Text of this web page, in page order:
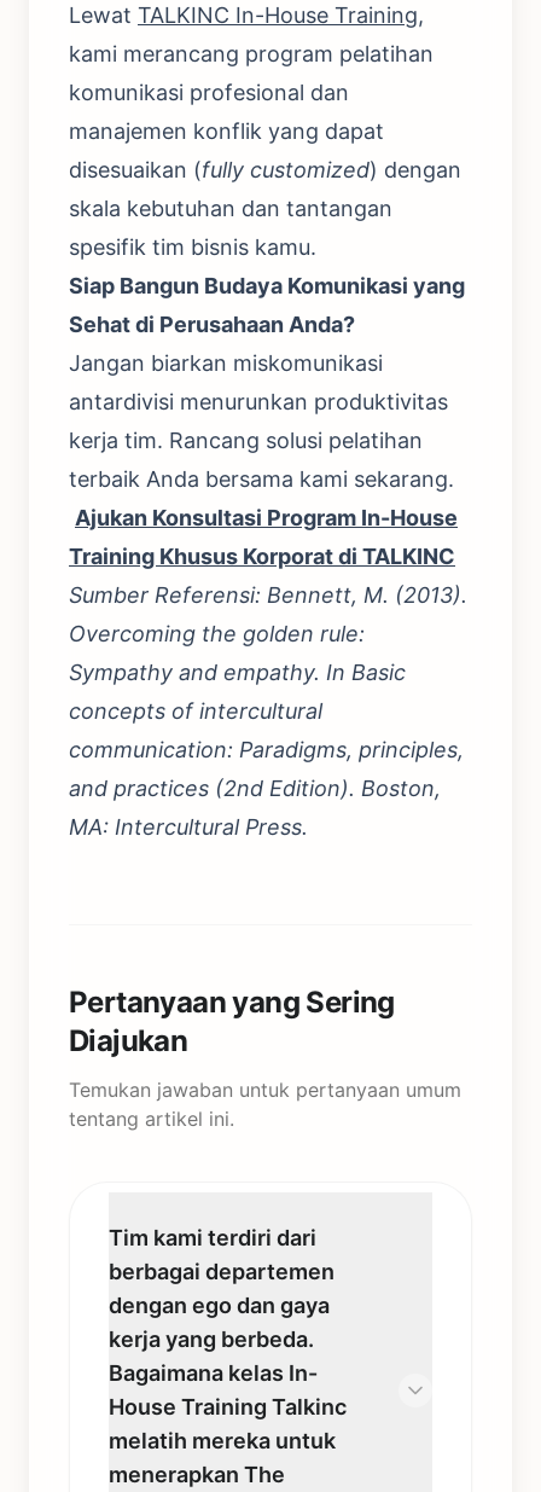
Lewat TALKINC In-House Training,
kami merancang program pelatihan
komunikasi profesional dan
manajemen konflik yang dapat
disesuaikan (fully customized) dengan
skala kebutuhan dan tantangan
spesifik tim bisnis kamu.
Siap Bangun Budaya Komunikasi yang
Sehat di Perusahaan Anda?
Jangan biarkan miskomunikasi
antardivisi menurunkan produktivitas
kerja tim. Rancang solusi pelatihan
terbaik Anda bersama kami sekarang.
Ajukan Konsultasi Program In-House
Training Khusus Korporat di TALKINC
Sumber Referensi: Bennett, M. (2013).
Overcoming the golden rule:
Sympathy and empathy. In Basic
concepts of intercultural
communication: Paradigms, principles,
and practices (2nd Edition). Boston,
MA: Intercultural Press.
Pertanyaan yang Sering
Diajukan
Temukan jawaban untuk pertanyaan umum
tentang artikel ini.
Tim kami terdiri dari
berbagai departemen
dengan ego dan gaya
kerja yang berbeda.
Bagaimana kelas In-
House Training Talkinc
melatih mereka untuk
menerapkan The